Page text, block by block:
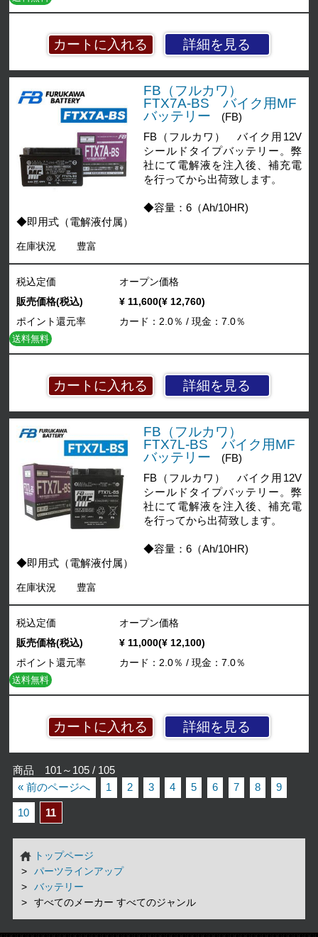
詳細を見る
FB（フルカワ）
FTX7A-BS バイク用MF
バッテリー
(FB)
FB（フルカワ） バイク用12V
シールドタイプバッテリー。弊
社にて電解液を注入後、補充電
を行ってから出荷致します。
◆容量：6（Ah/10HR)
◆即用式（電解液付属）
在庫状況 豊富
詳細を見る
税込定価
オープン価格
販売価格(税込)
¥ 11,600(¥ 12,760)
ポイント還元率
カード：2.0％ / 現金：7.0％
送料無料
FB（フルカワ）
FTX7L-BS バイク用MF
バッテリー
(FB)
FB（フルカワ） バイク用12V
シールドタイプバッテリー。弊
社にて電解液を注入後、補充電
を行ってから出荷致します。
◆容量：6（Ah/10HR)
◆即用式（電解液付属）
在庫状況 豊富
詳細を見る
税込定価
オープン価格
販売価格(税込)
¥ 11,000(¥ 12,100)
ポイント還元率
カード：2.0％ / 現金：7.0％
送料無料
商品 101～105 / 105
« 前のページへ
1 2 3 4 5 6 7 8 9
10 11
トップページ
パーツラインアップ
バッテリー
すべてのメーカー すべてのジャンル